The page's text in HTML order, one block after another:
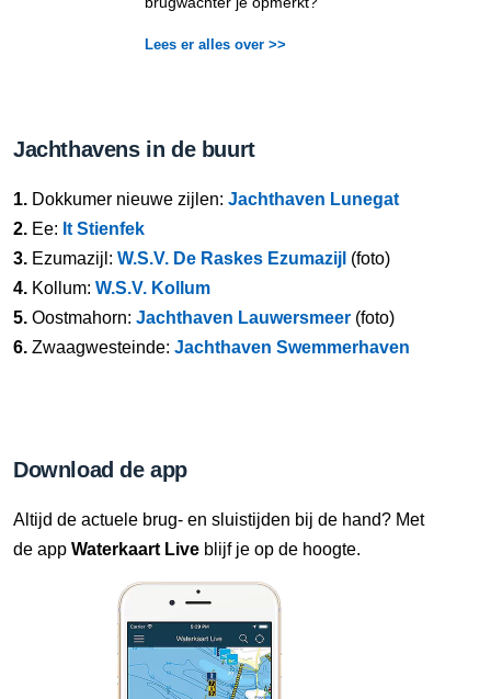
Lees er alles over >>
Jachthavens in de buurt
1. Dokkumer nieuwe zijlen: Jachthaven Lunegat
2. Ee: It Stienfek
3. Ezumazijl: W.S.V. De Raskes Ezumazijl (foto)
4. Kollum: W.S.V. Kollum
5. Oostmahorn: Jachthaven Lauwersmeer (foto)
6. Zwaagwesteinde: Jachthaven Swemmerhaven
Download de app
Altijd de actuele brug- en sluistijden bij de hand? Met
de app Waterkaart Live blijf je op de hoogte.